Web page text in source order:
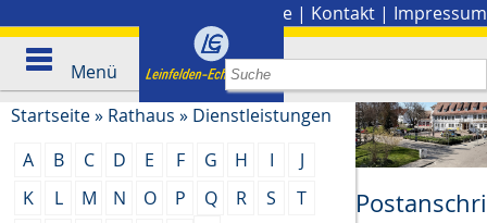
Presse | Kontakt | Impressum
Menü
Startseite» Rathaus » Dienstleistungen
A
B C D E F G H I
J
K
L M N O P Q R S
T